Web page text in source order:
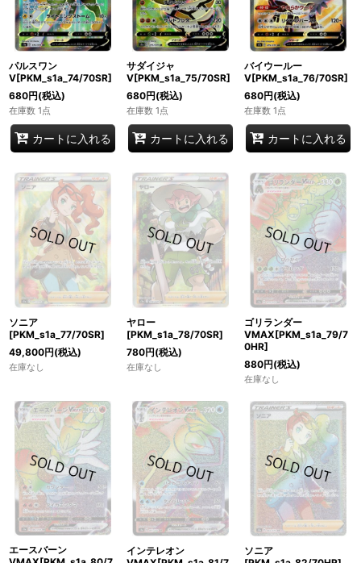
パルスワン
V[PKM_s1a_74/70SR]
680円(税込)
在庫数 1点
カートに入れる
サダイジャ
V[PKM_s1a_75/70SR]
680円(税込)
在庫数 1点
カートに入れる
バイウールー
V[PKM_s1a_76/70SR]
680円(税込)
在庫数 1点
カートに入れる
ソニア
[PKM_s1a_77/70SR]
49,800円(税込)
在庫なし
ヤロー
[PKM_s1a_78/70SR]
780円(税込)
在庫なし
ゴリランダー
VMAX[PKM_s1a_79/7
0HR]
880円(税込)
在庫なし
エースバーン
インテレオン
ソニア